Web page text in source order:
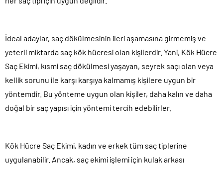
İdeal adaylar, saç dökülmesinin ileri aşamasına girmemiş ve
yeterli miktarda saç kök hücresi olan kişilerdir. Yani, Kök Hücre
Saç Ekimi, kısmi saç dökülmesi yaşayan, seyrek saçı olan veya
kellik sorunu ile karşı karşıya kalmamış kişilere uygun bir
yöntemdir. Bu yönteme uygun olan kişiler, daha kalın ve daha
doğal bir saç yapısı için yöntemi tercih edebilirler.
Kök Hücre Saç Ekimi, kadın ve erkek tüm saç tiplerine
uygulanabilir. Ancak, saç ekimi işlemi için kulak arkası